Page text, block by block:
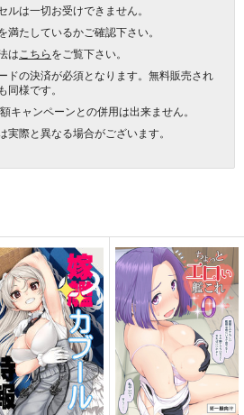
ルは一切お受けできません。
満たしているかご確認下さい。
は こちらをご覧下さい。
ドの決済が必須となります。無料販売され
様です。
キャンペーンとの併用は出来ません。
際と異なる場合がございます。